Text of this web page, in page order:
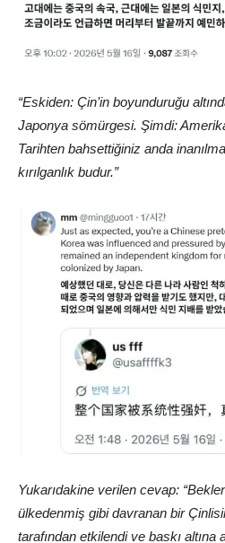
“Eskiden: Çin’in boyunduruğu
Japonya sömürgesi. Şimdi:
Tarihten bahsettiğiniz anda
kırılganlık budur.”
Yukarıdakine verilen cevap:
ülkedenmiş gibi davranan bir
tarafından etkilendi ve baskı altına